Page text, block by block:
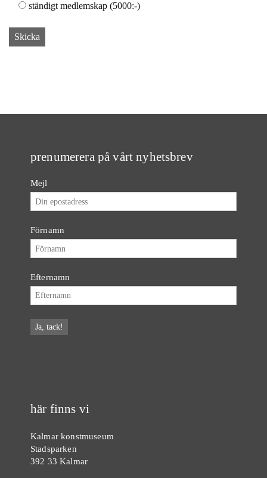
ständigt medlemskap (5000:-)
prenumerera på vårt nyhetsbrev
Mejl
Förnamn
Efternamn
här finns vi
Kalmar konstmuseum
Stadsparken
392 33 Kalmar